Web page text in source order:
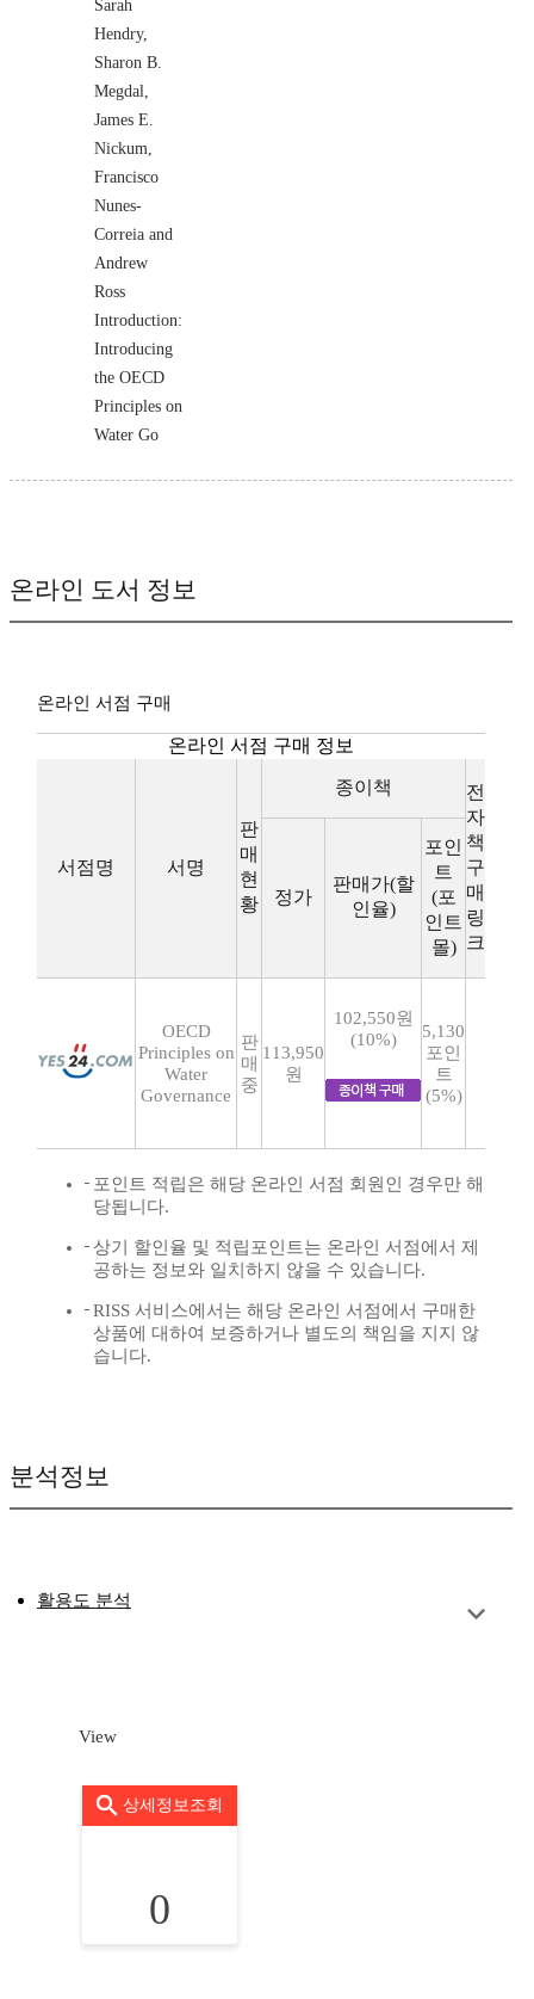
Sarah
Hendry,
Sharon B.
Megdal,
James E.
Nickum,
Francisco
Nunes-
Correia and
Andrew
Ross
Introduction:
Introducing
the OECD
Principles on
Water Go
온라인 도서 정보
온라인 서점 구매
온라인 서점 구매 정보
서점명 서명
판
매
현
황
종이책
전
자
책
구
매
링
크
정가
판매가(할
인율)
포인
트
(포
인트
몰)
OECD
Principles on
Water
Governance
판
매
중
113,950
원
102,550원
(10%)
5,130
포인
트
(5%)
포인트 적립은 해당 온라인 서점 회원인 경우만 해
당됩니다.
상기 할인율 및 적립포인트는 온라인 서점에서 제
공하는 정보와 일치하지 않을 수 있습니다.
RISS 서비스에서는 해당 온라인 서점에서 구매한
상품에 대하여 보증하거나 별도의 책임을 지지 않
습니다.
분석정보
활용도 분석
View
상세정보조회
0